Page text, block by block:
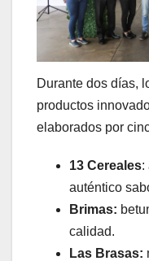
Durante dos días,
productos
elaborados por
13 Cereales:
auténtico
Brimas:
calidad.
Las Brasas: